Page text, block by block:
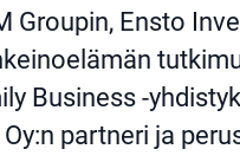
Groupin, Ensto
Business -
partneri ja